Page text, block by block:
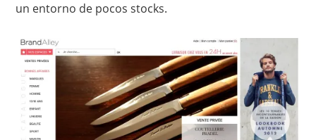
un entorno de pocos stocks.